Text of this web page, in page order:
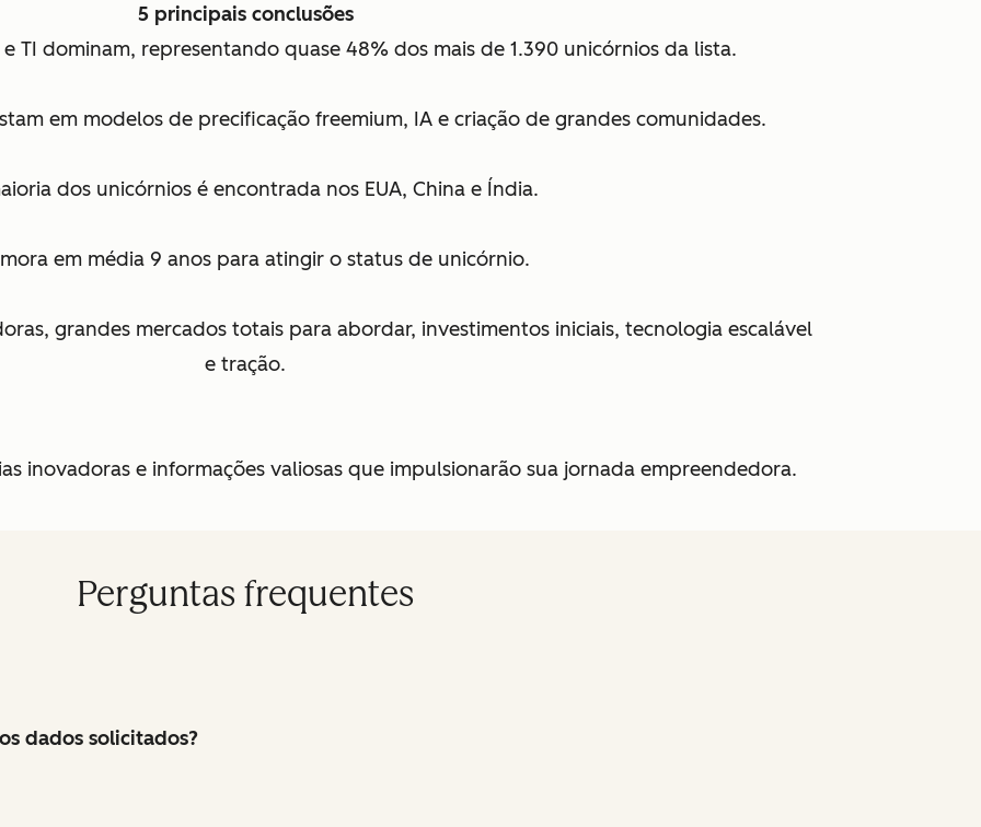
5 principais conclusões
TI dominam, representando quase 48% dos mais de 1.390 unicórnios da lista.
em modelos de precificação freemium, IA e criação de grandes comunidades.
dos unicórnios é encontrada nos EUA, China e Índia.
em média 9 anos para atingir o status de unicórnio.
grandes mercados totais para abordar, investimentos iniciais, tecnologia escalável
e tração.
inovadoras e informações valiosas que impulsionarão sua jornada empreendedora.
Perguntas frequentes
dados solicitados?